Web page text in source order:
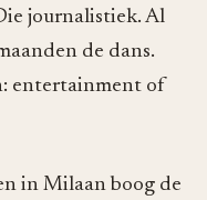
journalistiek. Al
de dans.
entertainment of
in Milaan boog de